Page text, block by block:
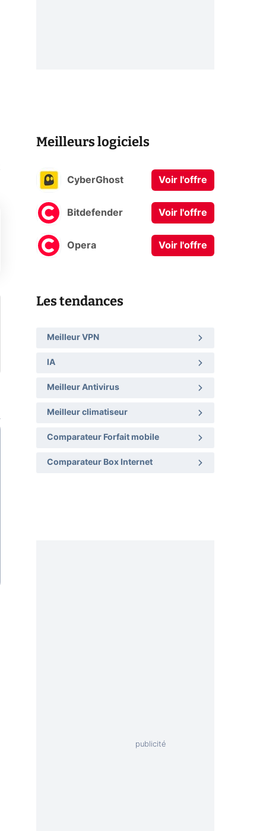
Meilleurs logiciels
CyberGhost Voir l'offre
Bitdefender Voir l'offre
Opera Voir l'offre
Les tendances
Meilleur VPN
IA
Meilleur Antivirus
Meilleur climatiseur
Comparateur Forfait mobile
Comparateur Box Internet